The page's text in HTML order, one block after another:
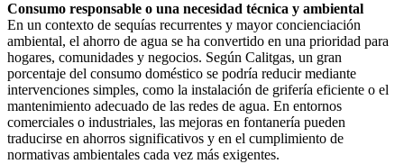
Consumo responsable o una necesidad técnica y ambiental
En un contexto de sequías recurrentes y mayor concienciación
ambiental, el ahorro de agua se ha convertido en una prioridad para
hogares, comunidades y negocios. Según Calitgas, un gran
porcentaje del consumo doméstico se podría reducir mediante
intervenciones simples, como la instalación de grifería eficiente o el
mantenimiento adecuado de las redes de agua. En entornos
comerciales o industriales, las mejoras en fontanería pueden
traducirse en ahorros significativos y en el cumplimiento de
normativas ambientales cada vez más exigentes.